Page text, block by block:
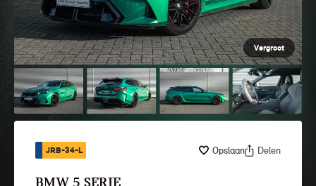
Vergroot
JRB-34-L Opslaan Delen